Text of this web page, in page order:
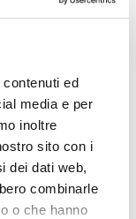
ed
media e per
inoltre
sito con i
dei dati web,
combinarle
o che hanno
ABF: un impegno
UNI/PdR
in Lombardia:
per imprese e